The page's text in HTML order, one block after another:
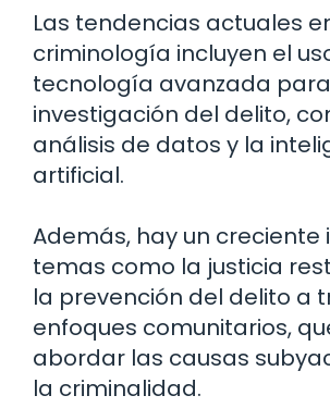
Las tendencias actuales
criminología incluyen el
tecnología avanzada
investigación del delito,
análisis de datos y la
artificial.
Además, hay un creciente
temas como la justicia
la prevención del delito a
enfoques comunitarios,
abordar las causas
la criminalidad.